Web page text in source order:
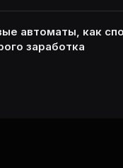
автоматы, как
заработка